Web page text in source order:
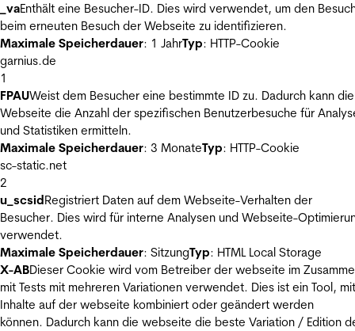
_vaEnthält eine Besucher-ID. Dies wird verwendet, um den
beim erneuten Besuch der Webseite zu identifizieren.
Maximale Speicherdauer: 1 JahrTyp: HTTP-Cookie
garnius.de
1
FPAUWeist dem Besucher eine bestimmte ID zu. Dadurch kann die
Webseite die Anzahl der spezifischen Benutzerbesuche für
und Statistiken ermitteln.
Maximale Speicherdauer: 3 MonateTyp: HTTP-Cookie
sc-static.net
2
u_scsidRegistriert Daten auf dem Webseite-Verhalten der
Besucher. Dies wird für interne Analysen und Webseite-
verwendet.
Maximale Speicherdauer: SitzungTyp: HTML Local Storage
X-ABDieser Cookie wird vom Betreiber der webseite im
mit Tests mit mehreren Variationen verwendet. Dies ist ein Tool,
Inhalte auf der webseite kombiniert oder geändert werden
können. Dadurch kann die webseite die beste Variation / Edition